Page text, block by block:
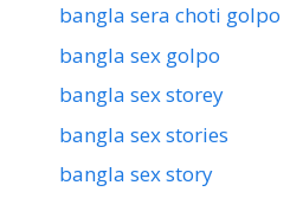
bangla sera choti golpo
bangla sex golpo
bangla sex storey
bangla sex stories
bangla sex story